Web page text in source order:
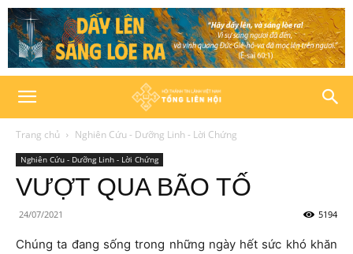
Trang chủ Nghiên Cứu - Dưỡng Linh - Lời Chứng
Nghiên Cứu - Dưỡng Linh - Lời Chứng
VƯỢT QUA BÃO TỐ
24/07/2021 5194
Chúng ta đang sống trong những ngày hết sức khó khăn